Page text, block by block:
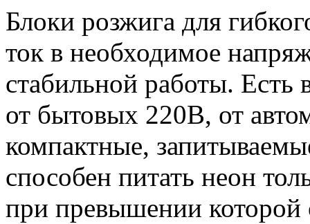
Блоки розжига для
ток в необходимое
стабильной работы.
от бытовых 220В, от
компактные,
способен питать неон
при превышении которой